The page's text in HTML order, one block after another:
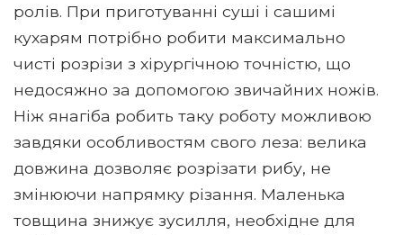
ролів. При приготуванні суші і сашимі
кухарям потрібно робити максимально
чисті розрізи з хірургічною точністю, що
недосяжно за допомогою звичайних ножів.
Ніж янагіба робить таку роботу можливою
завдяки особливостям свого леза: велика
довжина дозволяє розрізати рибу, не
змінюючи напрямку різання. Маленька
товщина знижує зусилля, необхідне для